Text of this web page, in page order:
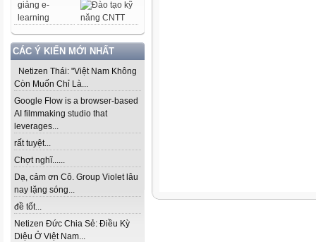
CÁC Ý KIẾN MỚI NHẤT
Netizen Thái: "Việt Nam Không
Còn Muốn Chỉ Là...
Google Flow is a browser-based
AI filmmaking studio that
leverages...
rất tuyệt...
Chợt nghĩ......
Dạ, cảm ơn Cô. Group Violet lâu
nay lặng sóng...
đề tốt...
Netizen Đức Chia Sẻ: Điều Kỳ
Diệu Ở Việt Nam...